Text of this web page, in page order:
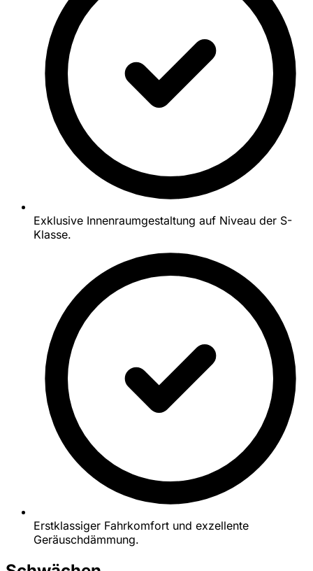
Exklusive Innenraumgestaltung auf Niveau der S-
Klasse.
Erstklassiger Fahrkomfort und exzellente
Geräuschdämmung.